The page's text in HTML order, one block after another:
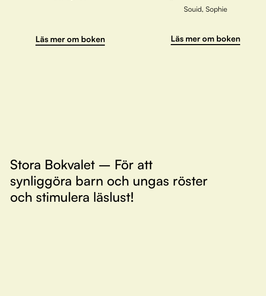
Läs mer om boken
Souid, Sophie
Läs mer om boken
Stora Bokvalet – För att
synliggöra barn och ungas röster
och stimulera läslust!